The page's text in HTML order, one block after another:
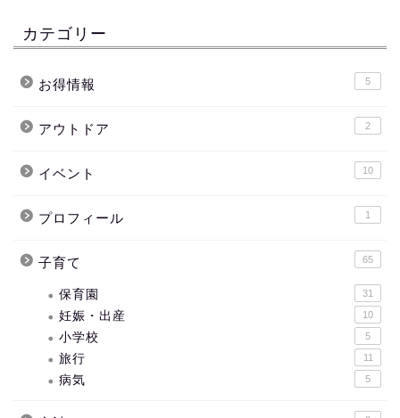
カテゴリー
お得情報 5
アウトドア 2
イベント 10
プロフィール 1
子育て 65
保育園 31
妊娠・出産 10
小学校 5
旅行 11
病気 5